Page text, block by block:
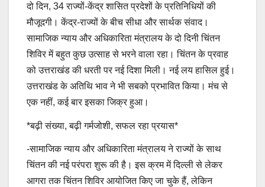
दो दिन, 34 राज्यों-केंद्र शासित प्रदेशों के प्रतिनिधियों की
मौजूदगी। केंद्र-राज्यों के बीच सीधा और सार्थक संवाद।
सामाजिक न्याय और अधिकारिता मंत्रालय के दो दिनी चिंतन
शिविर में बहुत कुछ उत्साह से भरने वाला रहा। चिंतन के प्रवाह
को उत्तराखंड की धरती पर नई दिशा मिली। नई लय हासिल हुई।
उत्तराखंड के अतिथि भाव ने भी सबको प्रभावित किया। मंच से
एक नहीं, कई बार इसका जिक्र हुआ।
*बढ़ी संख्या, बढ़ी गर्मजोशी, सफल रहा प्रयास*
-सामाजिक न्याय और अधिकारिता मंत्रालय ने राज्यों के साथ
चिंतन की नई परंपरा शुरू की है। इस क्रम में दिल्ली से लेकर
आगरा तक चिंतन शिविर आयोजित किए जा चुके हैं, लेकिन